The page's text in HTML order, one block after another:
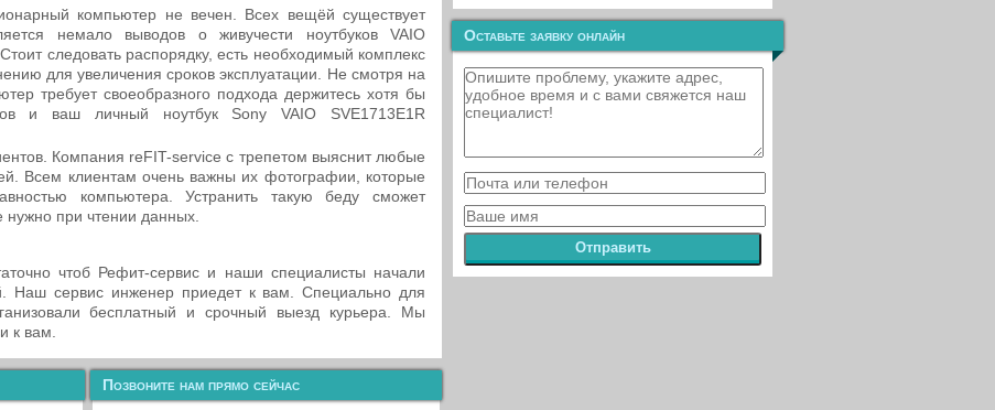
компьютер не вечен. Всех вещёй существует
немало выводов о живучести ноутбуков VAIO
следовать распорядку, есть необходимый комплекс
для увеличения сроков эксплуатации. Не смотря на
требует своеобразного подхода держитесь хотя бы
и ваш личный ноутбук Sony VAIO SVE1713E1R
Компания reFIT-service с трепетом выяснит любые
Всем клиентам очень важны их фотографии, которые
компьютера. Устранить такую беду сможет
нужно при чтении данных.
чтоб Рефит-сервис и наши специалисты начали
Наш сервис инженер приедет к вам. Специально для
бесплатный и срочный выезд курьера. Мы
к вам.
Позвоните нам прямо сейчас
Оставьте заявку онлайн
Отправить